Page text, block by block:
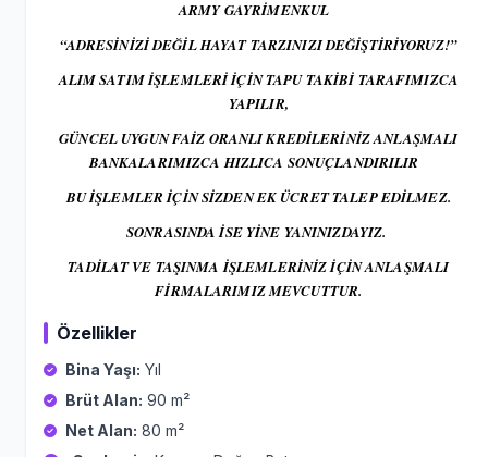
ARMY GAYRİMENKUL
“ADRESİNİZİ DEĞİL HAYAT TARZINIZI DEĞİŞTİRİYORUZ!”
ALIM SATIM İŞLEMLERİ İÇİN TAPU TAKİBİ TARAFIMIZCA
YAPILIR,
GÜNCEL UYGUN FAİZ ORANLI KREDİLERİNİZ ANLAŞMALI
BANKALARIMIZCA HIZLICA SONUÇLANDIRILIR
BU İŞLEMLER İÇİN SİZDEN EK ÜCRET TALEP EDİLMEZ.
SONRASINDA İSE YİNE YANINIZDAYIZ.
TADİLAT VE TAŞINMA İŞLEMLERİNİZ İÇİN ANLAŞMALI
FİRMALARIMIZ MEVCUTTUR.
Özellikler
Bina Yaşı: Yıl
Brüt Alan: 90 m²
Net Alan: 80 m²